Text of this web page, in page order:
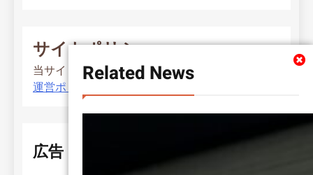
Related News
サイトポリシー
当サイト運営ポリシー
運営ポリシー
広告